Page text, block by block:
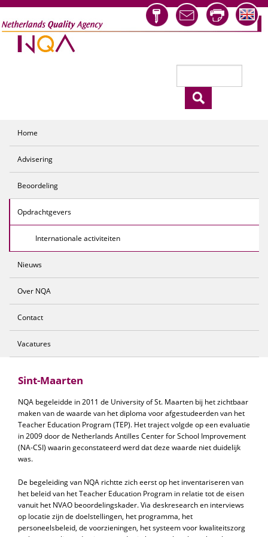
Overslaan en naar de inhoud gaan
Home
Advisering
Beoordeling
Opdrachtgevers
Internationale activiteiten
Nieuws
Over NQA
Contact
Vacatures
Sint-Maarten
NQA begeleidde in 2011 de University of St. Maarten bij het zichtbaar
maken van de waarde van het diploma voor afgestudeerden van het
Teacher Education Program (TEP). Het traject volgde op een evaluatie
in 2009 door de Netherlands Antilles Center for School Improvement
(NA-CSI) waarin geconstateerd werd dat deze waarde niet duidelijk
was.
De begeleiding van NQA richtte zich eerst op het inventariseren van
het beleid van het Teacher Education Program in relatie tot de eisen
vanuit het NVAO beoordelingskader. Via deskresearch en interviews
op locatie zijn de doelstellingen, het programma, het
personeelsbeleid, de voorzieningen, het systeem voor kwaliteitszorg